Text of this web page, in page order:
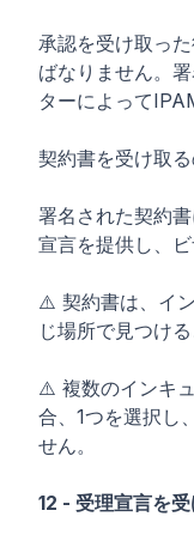
承認を受け取った
ばなりません。
ターによって
契約書を受け取
署名された契約
宣言を提供し、
⚠️ 契約書は、イ
じ場所で見つけ
⚠️ 複数のインキ
合、1つを選択し
せん。
12 - 受理宣言を受